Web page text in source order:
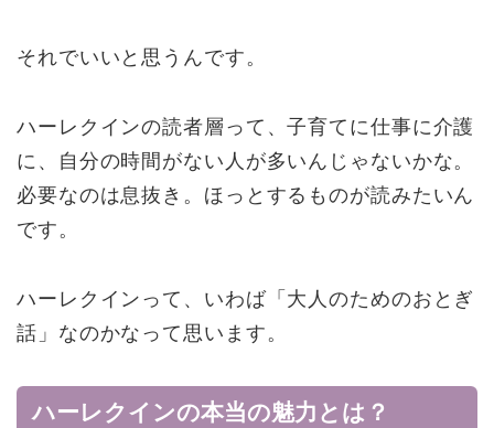
それでいいと思うんです。
ハーレクインの読者層って、子育てに仕事に介護
に、自分の時間がない人が多いんじゃないかな。
必要なのは息抜き。ほっとするものが読みたいん
です。
ハーレクインって、いわば「大人のためのおとぎ
話」なのかなって思います。
ハーレクインの本当の魅力とは？